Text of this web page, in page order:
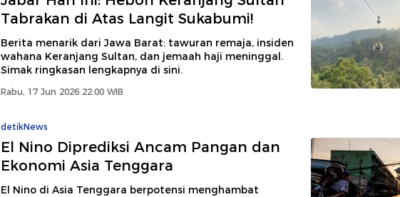
Tabrakan di Atas Langit Sukabumi!
Berita menarik dari Jawa Barat: tawuran remaja, insiden
wahana Keranjang Sultan, dan jemaah haji meninggal.
Simak ringkasan lengkapnya di sini.
Rabu, 17 Jun 2026 22:00 WIB
detikNews
El Nino Diprediksi Ancam Pangan dan
Ekonomi Asia Tenggara
El Nino di Asia Tenggara berpotensi menghambat